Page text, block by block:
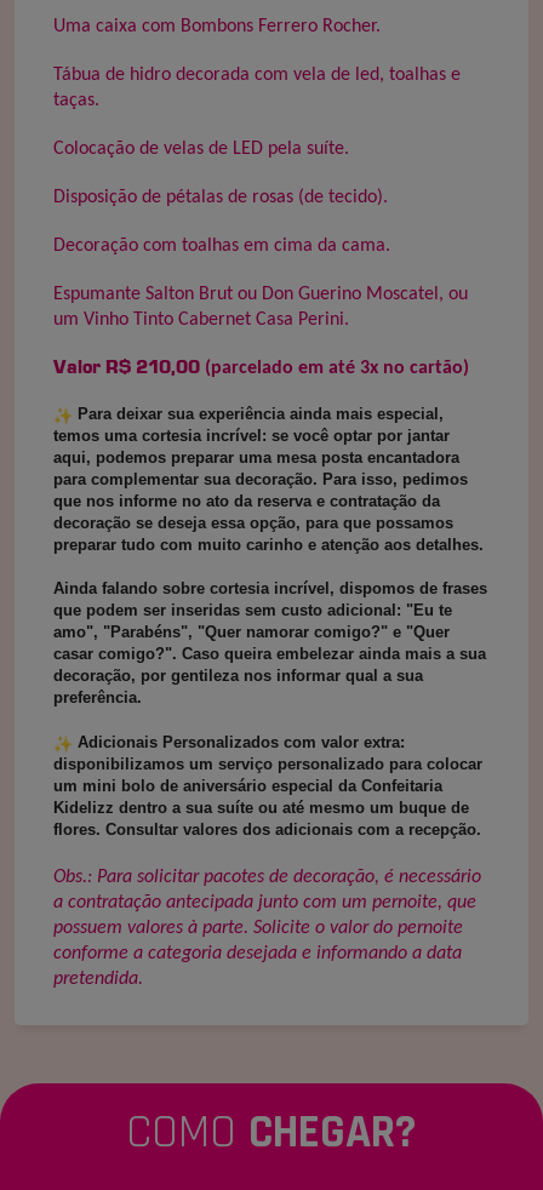
Uma caixa com Bombons Ferrero Rocher.
Tábua de hidro decorada com vela de led, toalhas e
taças.
Colocação de velas de LED pela suíte.
Disposição de pétalas de rosas (de tecido).
Decoração com toalhas em cima da cama.
Espumante Salton Brut ou Don Guerino Moscatel, ou
um Vinho Tinto Cabernet Casa Perini.
Valor R$ 210,00 (parcelado em até 3x no cartão)
Para deixar sua experiência ainda mais especial,
temos uma cortesia incrível: se você optar por jantar
aqui, podemos preparar uma mesa posta encantadora
para complementar sua decoração. Para isso, pedimos
que nos informe no ato da reserva e contratação da
decoração se deseja essa opção, para que possamos
preparar tudo com muito carinho e atenção aos detalhes.
Ainda falando sobre cortesia incrível, dispomos de frases
que podem ser inseridas sem custo adicional: "Eu te
amo", "Parabéns", "Quer namorar comigo?" e "Quer
casar comigo?". Caso queira embelezar ainda mais a sua
decoração, por gentileza nos informar qual a sua
preferência.
Adicionais Personalizados com valor extra:
disponibilizamos um serviço personalizado para colocar
um mini bolo de aniversário especial da Confeitaria
Kidelizz dentro a sua suíte ou até mesmo um buque de
flores. Consultar valores dos adicionais com a recepção.
Obs.: Para solicitar pacotes de decoração, é necessário
a contratação antecipada junto com um pernoite, que
possuem valores à parte. Solicite o valor do pernoite
conforme a categoria desejada e informando a data
pretendida.
COMO CHEGAR?